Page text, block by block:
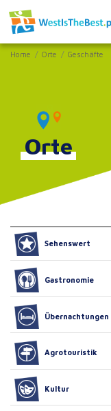
Home Orte Geschäfte
Orte
Sehenswert
Gastronomie
Übernachtungen
Agrotouristik
Kultur